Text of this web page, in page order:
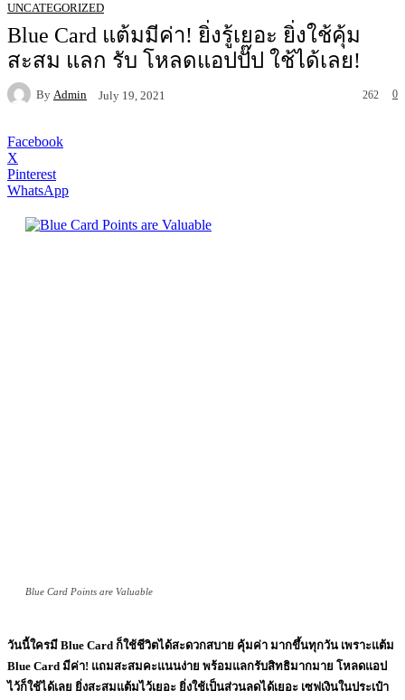
UNCATEGORIZED
Blue Card แต้มมีค่า! ยิ่งรู้เยอะ ยิ่งใช้คุ้ม
สะสม แลก รับ โหลดแอปปั๊ป ใช้ได้เลย!
By Admin July 19, 2021 0
262
Facebook
X
Pinterest
WhatsApp
Blue Card Points are Valuable
วันนี้ใครมี Blue Card ก็ใช้ชีวิตได้สะดวกสบาย คุ้มค่า มากขึ้นทุกวัน เพราะแต้ม
Blue Card มีค่า! แถมสะสมคะแนนง่าย พร้อมแลกรับสิทธิมากมาย โหลดแอป
ไว้ก็ใช้ได้เลย ยิ่งสะสมแต้มไว้เยอะ ยิ่งใช้เป็นส่วนลดได้เยอะ เซฟเงินในประเป๋า